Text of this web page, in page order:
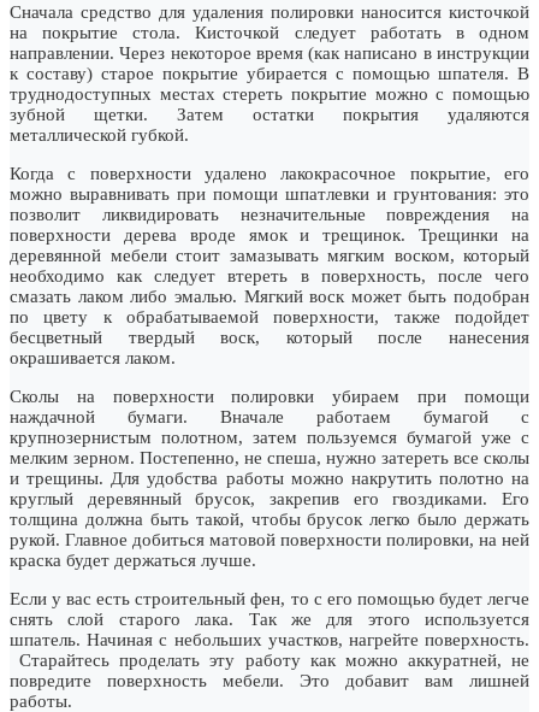
Сначала средство для удаления полировки наносится кисточкой
на покрытие стола. Кисточкой следует работать в одном
направлении. Через некоторое время (как написано в инструкции
к составу) старое покрытие убирается с помощью шпателя. В
труднодоступных местах стереть покрытие можно с помощью
зубной щетки. Затем остатки покрытия удаляются
металлической губкой.
Когда с поверхности удалено лакокрасочное покрытие, его
можно выравнивать при помощи шпатлевки и грунтования: это
позволит ликвидировать незначительные повреждения на
поверхности дерева вроде ямок и трещинок. Трещинки на
деревянной мебели стоит замазывать мягким воском, который
необходимо как следует втереть в поверхность, после чего
смазать лаком либо эмалью. Мягкий воск может быть подобран
по цвету к обрабатываемой поверхности, также подойдет
бесцветный твердый воск, который после нанесения
окрашивается лаком.
Сколы на поверхности полировки убираем при помощи
наждачной бумаги. Вначале работаем бумагой с
крупнозернистым полотном, затем пользуемся бумагой уже с
мелким зерном. Постепенно, не спеша, нужно затереть все сколы
и трещины. Для удобства работы можно накрутить полотно на
круглый деревянный брусок, закрепив его гвоздиками. Его
толщина должна быть такой, чтобы брусок легко было держать
рукой. Главное добиться матовой поверхности полировки, на ней
краска будет держаться лучше.
Если у вас есть строительный фен, то с его помощью будет легче
снять слой старого лака. Так же для этого используется
шпатель. Начиная с небольших участков, нагрейте поверхность.
Старайтесь проделать эту работу как можно аккуратней, не
повредите поверхность мебели. Это добавит вам лишней
работы.